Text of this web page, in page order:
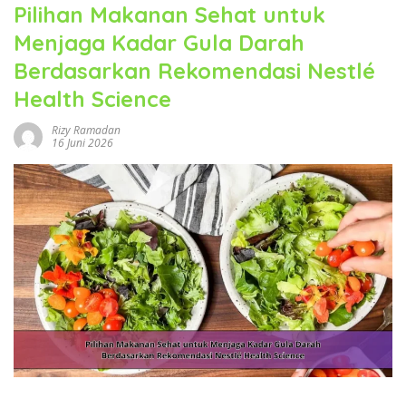
Pilihan Makanan Sehat untuk
Menjaga Kadar Gula Darah
Berdasarkan Rekomendasi Nestlé
Health Science
Rizy Ramadan
16 Juni 2026